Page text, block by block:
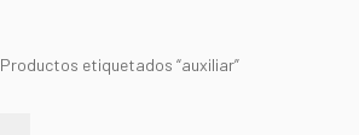
Productos etiquetados “auxiliar”